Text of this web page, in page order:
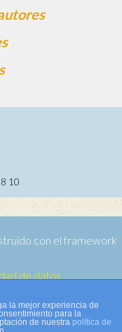
10
con el framework
de datos
la mejor experiencia de
para la
de nuestra política de